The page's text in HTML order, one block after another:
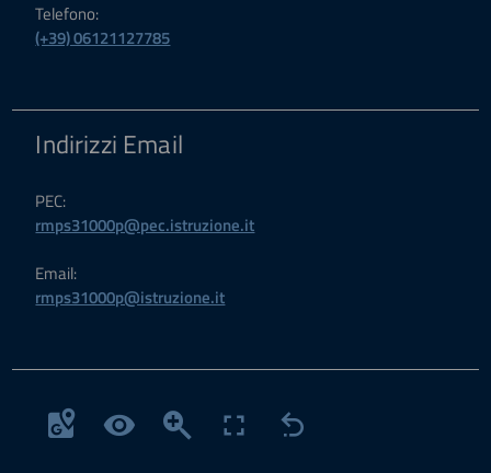
Telefono:
(+39) 06121127785
Indirizzi Email
PEC:
rmps31000p@pec.istruzione.it
Email:
rmps31000p@istruzione.it